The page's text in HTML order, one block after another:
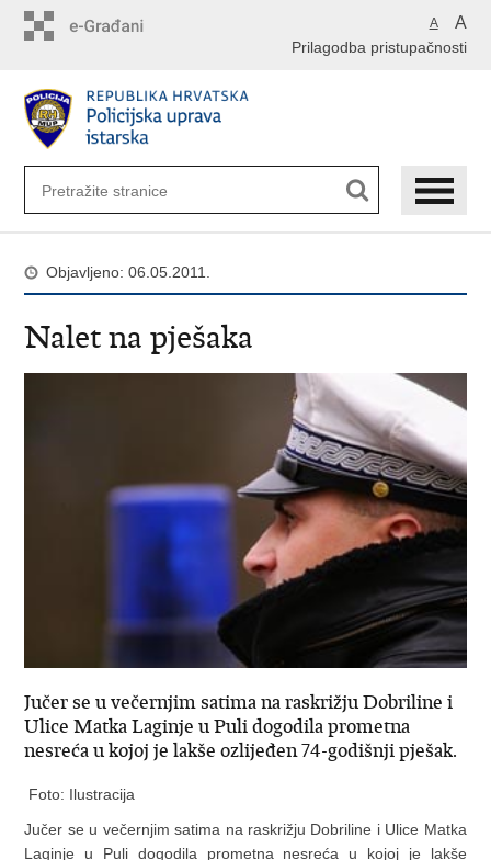
A A
Prilagodba pristupačnosti
Objavljeno: 06.05.2011.
Nalet na pješaka
Jučer se u večernjim satima na raskrižju Dobriline i
Ulice Matka Laginje u Puli dogodila prometna
nesreća u kojoj je lakše ozlijeđen 74-godišnji pješak.
Foto: Ilustracija
Jučer se u večernjim satima na raskrižju Dobriline i Ulice Matka
Laginje u Puli dogodila prometna nesreća u kojoj je lakše